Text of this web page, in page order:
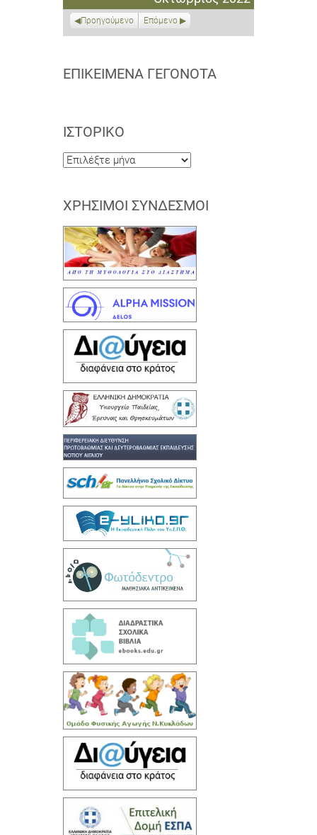
20222022202220222022
Προηγούμενο Επόμενο
ΕΠΙΚΕΊΜΕΝΑ ΓΕΓΟΝΌΤΑ
ΙΣΤΟΡΙΚΌ
Ιστορικό
ΧΡΉΣΙΜΟΙ ΣΎΝΔΕΣΜΟΙ